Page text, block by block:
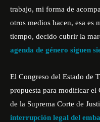
trabajo, mi forma de
otros medios hacen, esa
tiempo, decido cubrir la
agenda de género siguen
El Congreso del Estado de
propuesta para modificar el
de la Suprema Corte de
interrupción legal del